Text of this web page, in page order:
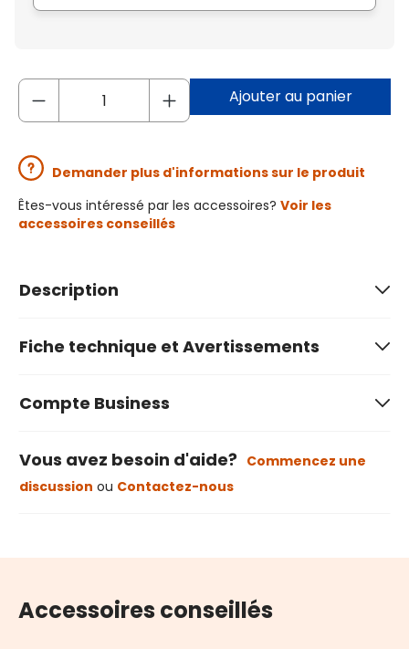
Ajouter au panier
Demander plus d'informations sur le produit
Êtes-vous intéressé par les accessoires? Voir les
accessoires conseillés
Description
Fiche technique et Avertissements
Compte Business
Vous avez besoin d'aide? Commencez une
discussion ou Contactez-nous
Accessoires conseillés